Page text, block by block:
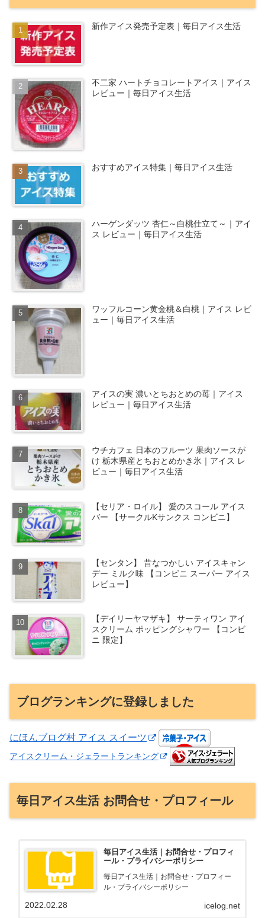
新作アイス発売予定表｜毎日アイス生活
不二家 ハートチョコレートアイス｜アイス
レビュー｜毎日アイス生活
おすすめアイス特集｜毎日アイス生活
ハーゲンダッツ 杏仁～白桃仕立て～｜アイ
ス レビュー｜毎日アイス生活
ワッフルコーン黄金桃＆白桃｜アイス レビ
ュー｜毎日アイス生活
アイスの実 濃いとちおとめの苺｜アイス
レビュー｜毎日アイス生活
ウチカフェ 日本のフルーツ 果肉ソースが
け 栃木県産とちおとめかき氷｜アイス レ
ビュー｜毎日アイス生活
【セリア・ロイル】 愛のスコール アイス
バー 【サークルKサンクス コンビニ】
【センタン】 昔なつかしい アイスキャン
デー ミルク味 【コンビニ スーパー アイス
レビュー】
【デイリーヤマザキ】 サーティワン アイ
スクリーム ポッピングシャワー 【コンビ
ニ 限定】
ブログランキングに登録しました
にほんブログ村 アイス スイーツ
アイスクリーム・ジェラートランキング
毎日アイス生活 お問合せ・プロフィール
毎日アイス生活｜お問合せ・プロフィ
ール・プライバシーポリシー
毎日アイス生活｜お問合せ・プロフィー
ル・プライバシーポリシー
icelog.net
2022.02.28